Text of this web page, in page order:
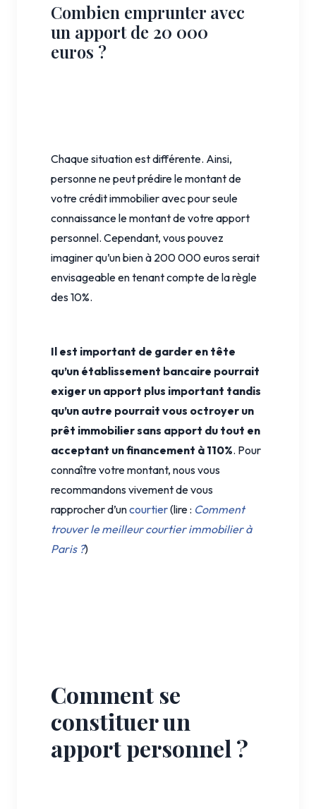
Combien emprunter avec
un apport de 20 000
euros ?
Chaque situation est différente. Ainsi,
personne ne peut prédire le montant de
votre crédit immobilier avec pour seule
connaissance le montant de votre apport
personnel. Cependant, vous pouvez
imaginer qu’un bien à 200 000 euros serait
envisageable en tenant compte de la règle
des 10%.
Il est important de garder en tête
qu’un établissement bancaire pourrait
exiger un apport plus important tandis
qu’un autre pourrait vous octroyer un
prêt immobilier sans apport du tout en
acceptant un financement à 110%. Pour
connaître votre montant, nous vous
recommandons vivement de vous
rapprocher d’uncourtier(lire : Comment
trouver le meilleur courtier immobilier à
Paris ?)
Comment se
constituer un
apport personnel ?